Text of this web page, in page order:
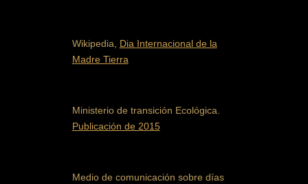
Wikipedia, Dia Internacional de la
Madre Tierra
Ministerio de transición Ecológica.
Publicación de 2015
Medio de comunicación sobre días